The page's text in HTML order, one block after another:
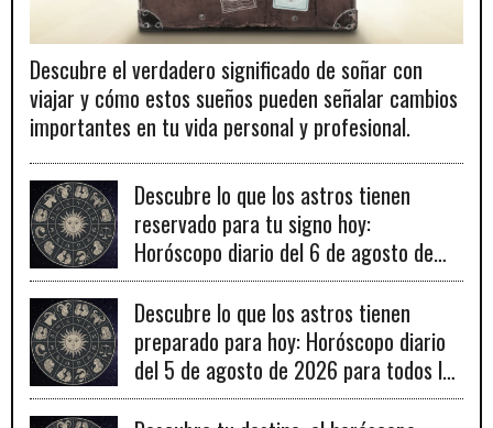
Descubre el verdadero significado de soñar con
viajar y cómo estos sueños pueden señalar cambios
importantes en tu vida personal y profesional.
Descubre lo que los astros tienen
reservado para tu signo hoy:
Horóscopo diario del 6 de agosto de
2026
Descubre lo que los astros tienen
preparado para hoy: Horóscopo diario
del 5 de agosto de 2026 para todos los
signos zodiacales.